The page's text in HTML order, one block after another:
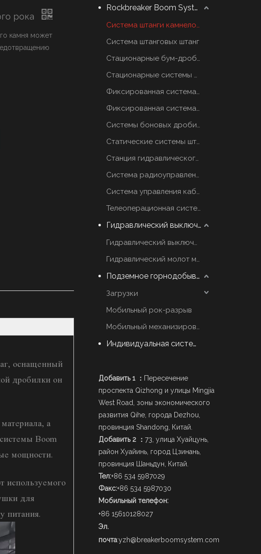
рока
камня может
оснащенный
дробилки он
а
Boom
мощности.
используемого
для
питания.
Rockbreaker Boom System
Система штанги камнеломщика
Система штанговых штанг
Стационарные бум-дробилки
Стационарные системы отбойных молотков
Фиксированная система грохотов
Фиксированная система грохотов
Системы боновых дробилок
Статические системы штанговых отбойников
Станция гидравлического масла
Система радиоуправления
Система управления кабиной
Телеоперационная система
Гидравлический выключатель молот
Гидравлический выключатель марки YZH
Гидравлический молот марки Rammer
Подземное горнодобывающее оборудование
Загрузки
Мобильный рок-разрыв
Мобильный механизированный Scaler
Индивидуальная система стрел
Добавить 1 ： Пересечение
проспекта Qizhong и улицы Mingjia
West Road, зоны экономического
развития Qihe, города Dezhou,
провинция Shandong, Китай.
Добавить 2 ： 73, улица Хуайцунь,
район Хуайинь, город Цзинань,
провинция Шаньдун, Китай.
Тел:+86 534 5987029
Факс:+86 534 5987030
Мобильный телефон:
+86 15610128027
Эл.
почта:yzh@breakerboomsystem.com